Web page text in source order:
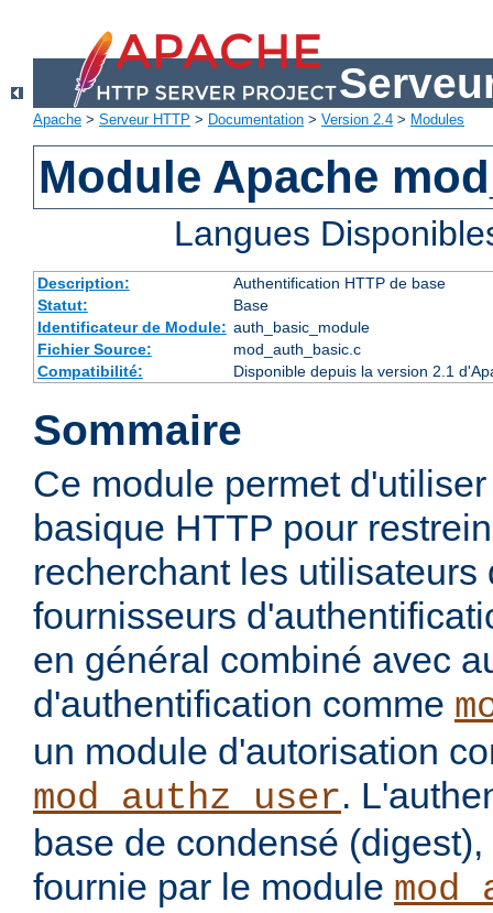
Apache > Serveur HTTP > Documentation > Version 2.4 > Modules
Module Apache
Langues
Description:
Authentification HTTP de base
Statut:
Base
Identificateur de Module: auth_basic_module
Fichier Source:
mod_auth_basic.c
Compatibilité:
Disponible depuis la version 2.1
Sommaire
Ce module permet
basique HTTP pour
recherchant les utilisateurs
fournisseurs
en général combiné avec
d'authentification comme
un module d'autorisation
mod_authz_user.
base de condensé
fournie par le module